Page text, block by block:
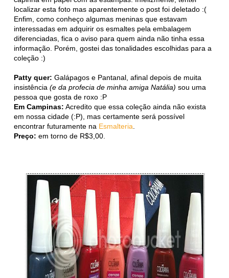
localizar esta foto mas aparentemente o post foi deletado :(
Enfim, como conheço algumas meninas que estavam
interessadas em adquirir os esmaltes pela embalagem
diferenciadas, fica o aviso para quem ainda não tinha essa
informação. Porém, gostei das tonalidades escolhidas para a
coleção :)
Patty quer:Galápagos e Pantanal, afinal depois de muita
insistência(e da profecia de minha amiga Natália) sou uma
pessoa que gosta de roxo :P
Em Campinas: Acredito que essa coleção ainda não exista
em nossa cidade (:P), mas certamente será possível
encontrar futuramente na Esmalteria
Preço: em torno de R$3,00.